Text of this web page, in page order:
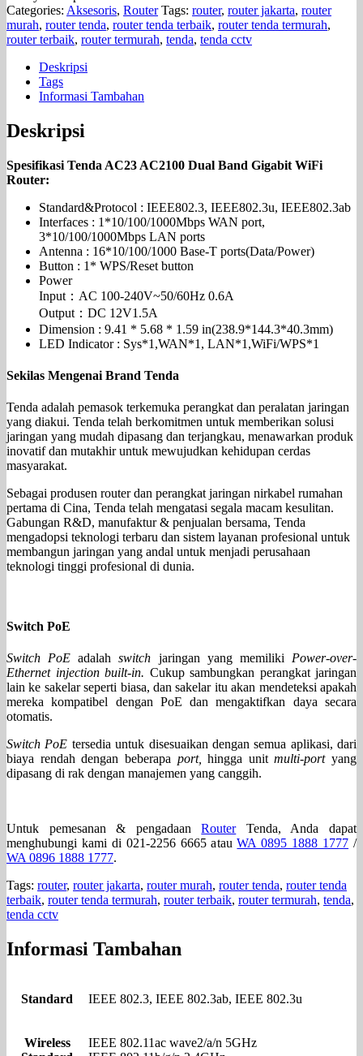
Categories: Aksesoris, Router Tags: router, router jakarta, router
murah, router tenda, router tenda terbaik, router tenda termurah,
router terbaik, router termurah, tenda, tenda cctv
Deskripsi
Tags
Informasi Tambahan
Deskripsi
Spesifikasi Tenda AC23 AC2100 Dual Band Gigabit WiFi
Router:
Standard&Protocol : IEEE802.3, IEEE802.3u, IEEE802.3ab
Interfaces : 1*10/100/1000Mbps WAN port,
3*10/100/1000Mbps LAN ports
Antenna : 16*10/100/1000 Base-T ports(Data/Power)
Button : 1* WPS/Reset button
Power
Input：AC 100-240V~50/60Hz 0.6A
Output：DC 12V1.5A
Dimension : 9.41 * 5.68 * 1.59 in(238.9*144.3*40.3mm)
LED Indicator : Sys*1,WAN*1, LAN*1,WiFi/WPS*1
Sekilas Mengenai Brand Tenda
Tenda adalah pemasok terkemuka perangkat dan peralatan jaringan
yang diakui. Tenda telah berkomitmen untuk memberikan solusi
jaringan yang mudah dipasang dan terjangkau, menawarkan produk
inovatif dan mutakhir untuk mewujudkan kehidupan cerdas
masyarakat.
Sebagai produsen router dan perangkat jaringan nirkabel rumahan
pertama di Cina, Tenda telah mengatasi segala macam kesulitan.
Gabungan R&D, manufaktur & penjualan bersama, Tenda
mengadopsi teknologi terbaru dan sistem layanan profesional untuk
membangun jaringan yang andal untuk menjadi perusahaan
teknologi tinggi profesional di dunia.
Switch PoE
Switch PoE adalahswitch jaringan yang memiliki Power-over-
Ethernet injection built-in. Cukup sambungkan perangkat jaringan
lain ke sakelar seperti biasa, dan sakelar itu akan mendeteksi apakah
mereka kompatibel dengan PoE dan mengaktifkan daya secara
otomatis.
Switch PoE tersedia untuk disesuaikan dengan semua aplikasi, dari
biaya rendah dengan beberapa port, hingga unitmulti-portyang
dipasang di rak dengan manajemen yang canggih.
Untuk pemesanan & pengadaanRouterTenda, Anda dapat
menghubungi kami di 021-2256 6665 atauWA 0895 1888 1777 /
WA 0896 1888 1777.
Tags: router, router jakarta, router murah, router tenda, router tenda
terbaik, router tenda termurah, router terbaik, router termurah, tenda,
tenda cctv
Informasi Tambahan
Standard IEEE 802.3, IEEE 802.3ab, IEEE 802.3u
Wireless
IEEE 802.11ac wave2/a/n 5GHz